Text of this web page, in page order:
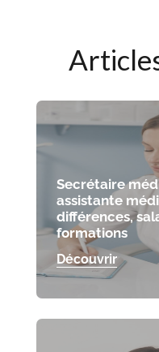
Secrétaire
assistante
différences,
formations
Découvrir